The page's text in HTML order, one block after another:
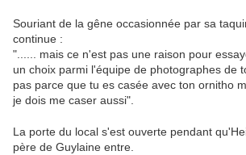
Souriant de la gêne occasionnée par sa
continue :
"...... mais ce n'est pas une raison pour
un choix parmi l'équipe de photographes de
pas parce que tu es casée avec ton ornitho
je dois me caser aussi".
La porte du local s'est ouverte pendant
père de Guylaine entre.